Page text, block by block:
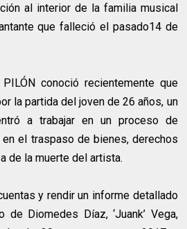
al interior de la familia musical
que falleció el pasado14 de
conoció recientemente que
la partida del joven de 26 años, un
a trabajar en un proceso de
el traspaso de bienes, derechos
de la muerte del artista.
y rendir un informe detallado
Diomedes Díaz, ‘Juank’ Vega,